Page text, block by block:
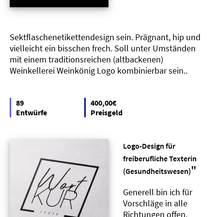
Sektflaschenetikettendesign sein. Prägnant, hip und
vielleicht ein bisschen frech. Soll unter Umständen
mit einem traditionsreichen (altbackenen)
Weinkellerei Weinkönig Logo kombinierbar sein..
89
Entwürfe
400,00€
Preisgeld
Logo-Design für
freiberufliche Texterin
(Gesundheitswesen)"
Generell bin ich für
Vorschläge in alle
Richtungen offen.